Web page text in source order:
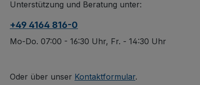
besonders leicht und
innovative PVC-
Sicherheitshandgriffe
Die fünfarmigen
Unterstützung und Beratung unter:
+49 4164 816-0
Mo-Do. 07:00 - 16:30 Uhr, Fr. - 14:30 Uhr
Oder über unser Kontaktformular.